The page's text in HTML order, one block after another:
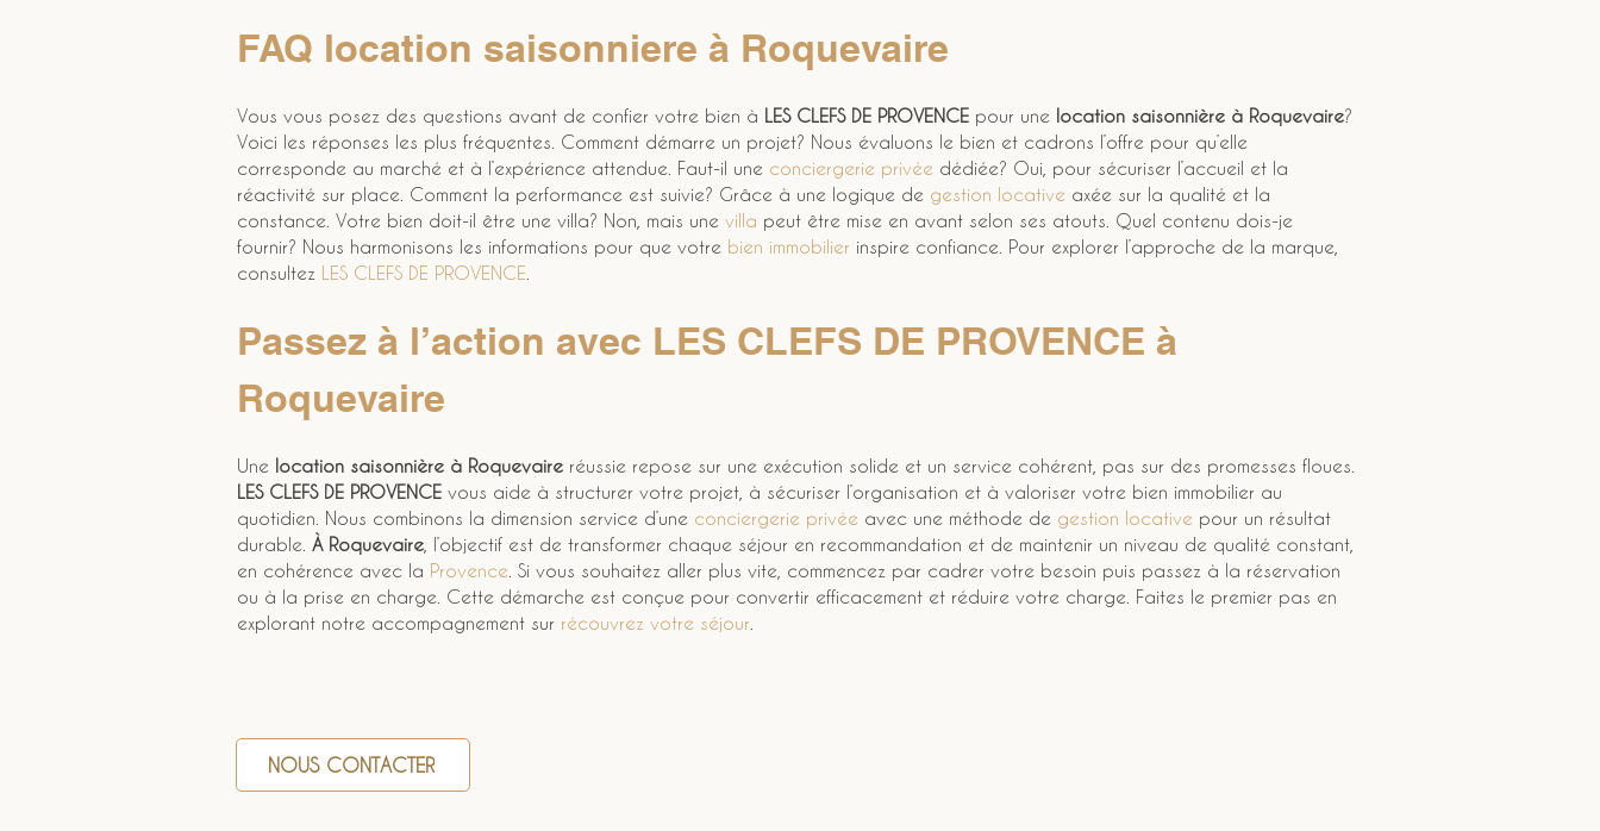
FAQ location saisonniere à Roquevaire
Vous vous posez des questions avant de confier votre bien à LES CLEFS DE PROVENCE pour une location saisonnière à Roquevaire?
Voici les réponses les plus fréquentes. Comment démarre un projet? Nous évaluons le bien et cadrons l’offre pour qu’elle
corresponde au marché et à l’expérience attendue. Faut-il une conciergerie privée dédiée? Oui, pour sécuriser l’accueil et la
réactivité sur place. Comment la performance est suivie? Grâce à une logique de gestion locative axée sur la qualité et la
constance. Votre bien doit-il être une villa? Non, mais une villa peut être mise en avant selon ses atouts. Quel contenu dois-je
fournir? Nous harmonisons les informations pour que votre bien immobilier inspire confiance. Pour explorer l’approche de la marque,
consultez LES CLEFS DE PROVENCE
Passez à l’action avec LES CLEFS DE PROVENCE à
Roquevaire
Une location saisonnière à Roquevaire réussie repose sur une exécution solide et un service cohérent, pas sur des promesses floues.
LES CLEFS DE PROVENCE vous aide à structurer votre projet, à sécuriser l’organisation et à valoriser votre bien immobilier au
quotidien. Nous combinons la dimension service d’une conciergerie privée avec une méthode de gestion locative pour un résultat
durable. À Roquevaire , l’objectif est de transformer chaque séjour en recommandation et de maintenir un niveau de qualité constant,
en cohérence avec la Provence . Si vous souhaitez aller plus vite, commencez par cadrer votre besoin puis passez à la réservation
ou à la prise en charge. Cette démarche est conçue pour convertir efficacement et réduire votre charge. Faites le premier pas en
explorant notre accompagnement sur récouvrez votre séjour
NOUS CONTACTER